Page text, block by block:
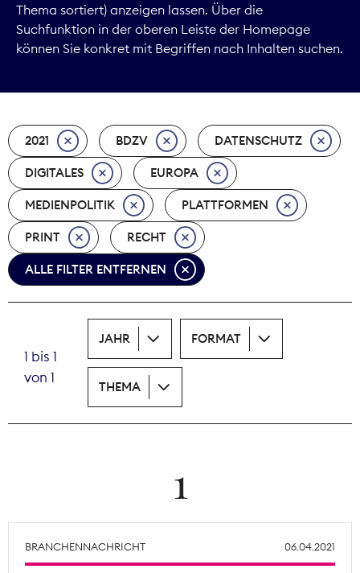
Kommunikation
Marktdaten
Nachhaltigkeit
Nachwuchs
Nova Award
Pressefreiheit
Print
Recht
Tarifpolitik
Theodor-Wolff-Preis
Mitgliederbereich
Thema sortiert) anzeigen lassen. Über die
Suchfunktion in der oberen Leiste der Homepage
können Sie konkret mit Begriffen nach Inhalten suchen.
2021 BDZV DATENSCHUTZ
DIGITALES EUROPA
MEDIENPOLITIK PLATTFORMEN
PRINT RECHT
ALLE FILTER ENTFERNEN
1 bis 1
von 1
JAHR FORMAT
THEMA
1
BRANCHENNACHRICHT 06.04.2021